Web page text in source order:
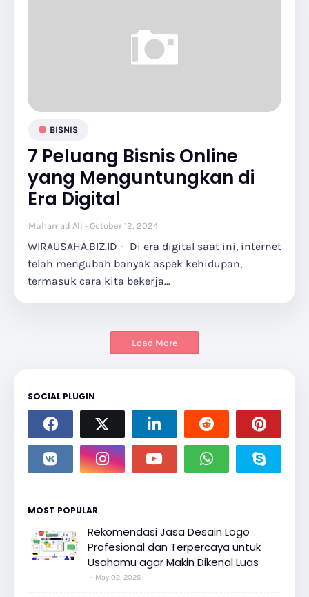
BISNIS
7 Peluang Bisnis Online
yang Menguntungkan di
Era Digital
Muhamad Ali October 12, 2024
WIRAUSAHA.BIZ.ID - Di era digital saat ini, internet
telah mengubah banyak aspek kehidupan,
termasuk cara kita bekerja…
Load More
SOCIAL PLUGIN
MOST POPULAR
Rekomendasi Jasa Desain Logo
Profesional dan Terpercaya untuk
Usahamu agar Makin Dikenal Luas
May 02, 2025